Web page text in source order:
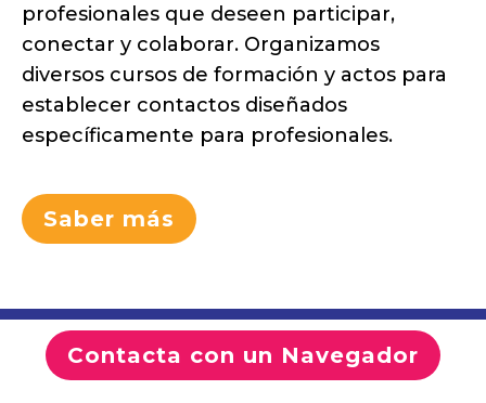
profesionales que deseen participar,
conectar y colaborar. Organizamos
diversos cursos de formación y actos para
establecer contactos diseñados
específicamente para profesionales.
Saber más
Contacta con un Navegador